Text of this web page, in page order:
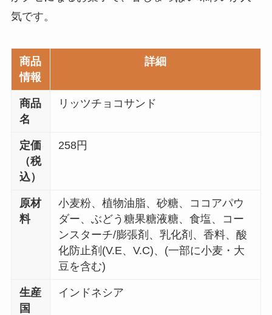
気です。
商品
情報
詳細
商品
名
リッツチョコサンド
定価
（税
込）
258円
原材
料
小麦粉、植物油脂、砂糖、ココアパウ
ダー、ぶどう糖果糖液糖、食塩、コー
ンスターチ/膨張剤、乳化剤、香料、酸
化防止剤(V.E、V.C)、(一部に小麦・大
豆を含む)
生産
国
インドネシア